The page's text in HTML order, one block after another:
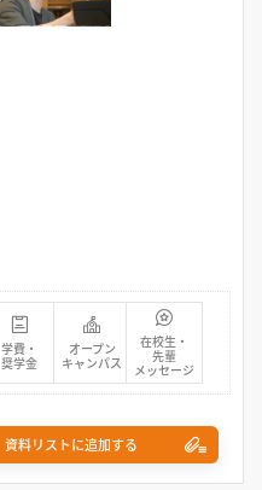
学費・
奨学金
オープン
キャンパス
在校生・
先輩
メッセージ
資料リストに追加する